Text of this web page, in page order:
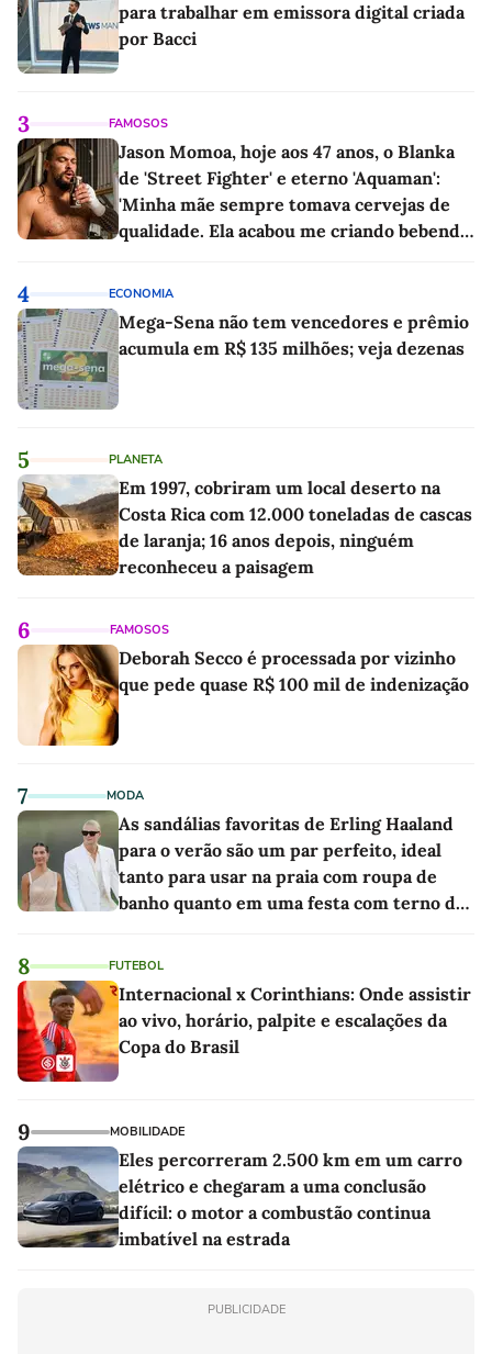
para trabalhar em emissora digital criada
por Bacci
3 FAMOSOS
Jason Momoa, hoje aos 47 anos, o Blanka
de 'Street Fighter' e eterno 'Aquaman':
'Minha mãe sempre tomava cervejas de
qualidade. Ela acabou me criando bebendo
4 ECONOMIA
Mega-Sena não tem vencedores e prêmio
acumula em R$ 135 milhões; veja dezenas
5 PLANETA
Em 1997, cobriram um local deserto na
Costa Rica com 12.000 toneladas de cascas
de laranja; 16 anos depois, ninguém
reconheceu a paisagem
6 FAMOSOS
Deborah Secco é processada por vizinho
que pede quase R$ 100 mil de indenização
7 MODA
As sandálias favoritas de Erling Haaland
para o verão são um par perfeito, ideal
tanto para usar na praia com roupa de
banho quanto em uma festa com terno de
8 FUTEBOL
Internacional x Corinthians: Onde assistir
ao vivo, horário, palpite e escalações da
Copa do Brasil
9 MOBILIDADE
Eles percorreram 2.500 km em um carro
elétrico e chegaram a uma conclusão
difícil: o motor a combustão continua
imbatível na estrada
PUBLICIDADE